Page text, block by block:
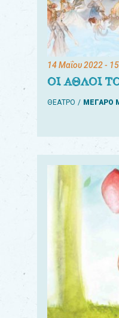
14 Μαΐου 2022-
ΟΙ ΑΘΛΟΙ
ΘΕΑΤΡΟ ΜΕΓΑΡΟ